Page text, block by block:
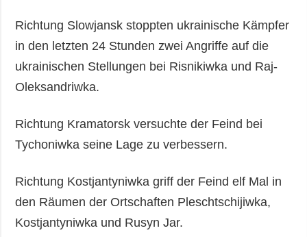
Richtung Slowjansk stoppten ukrainische Kämpfer
in den letzten 24 Stunden zwei Angriffe auf die
ukrainischen Stellungen bei Risnikiwka und Raj-
Oleksandriwka.
Richtung Kramatorsk versuchte der Feind bei
Tychoniwka seine Lage zu verbessern.
Richtung Kostjantyniwka griff der Feind elf Mal in
den Räumen der Ortschaften Pleschtschijiwka,
Kostjantyniwka und Rusyn Jar.